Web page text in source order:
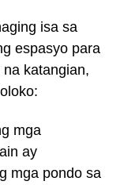
isa sa
espasyo para
katangian,
mga
ay
mga pondo sa